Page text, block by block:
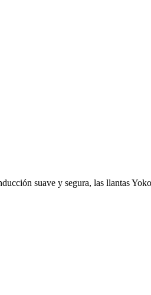
suave y segura, las llantas